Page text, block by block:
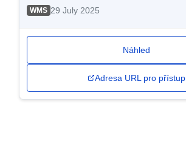
WMS 29 July 2025
Náhled
Adresa URL pro přístup